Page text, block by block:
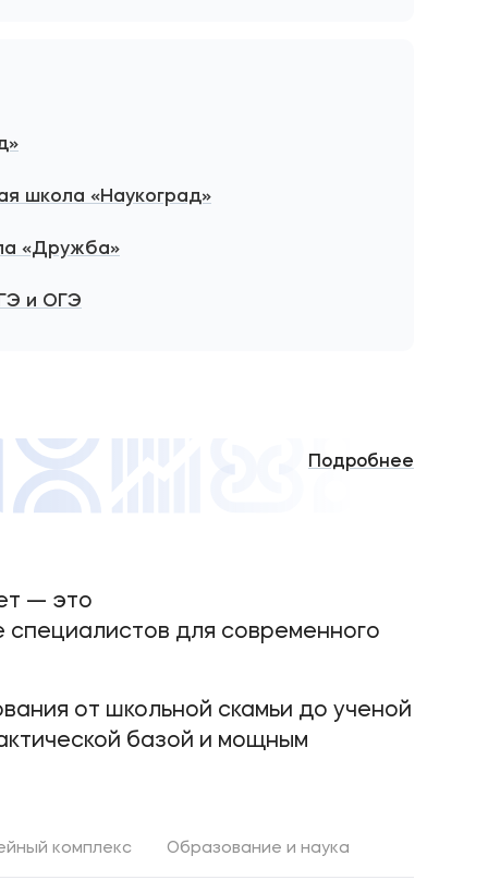
школа «Наукоград»
«Дружба»
и ОГЭ
Подробнее
— это
специалистов для современного
от школьной скамьи до ученой
базой и мощным
комплекс Образование и наука